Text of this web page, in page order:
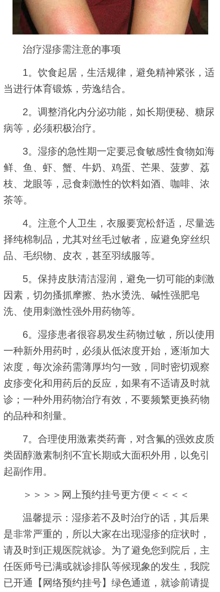
治疗湿疹需注意的事项
1。饮食起居，生活规律，避免精神紧张，适
当进行体育锻炼，劳逸结合。
2。调整消化内分泌功能，如长期便秘、糖尿
病等，必须积极治疗。
3。湿疹的急性期一定要忌食敏感性食物如海
鲜、鱼、虾、蟹、牛奶、鸡蛋、芒果、菠萝、荔
枝、龙眼等，忌食刺激性的饮料如酒、咖啡、浓
茶等。
4。注意个人卫生，衣服要宽松舒适，尽量选
择纯棉制品，尤其对丝毛过敏者，应避免穿丝织
品、毛织物、皮衣，甚至羽绒服等。
5。保持皮肤清洁湿润，避免一切可能的刺激
因素，切勿搔抓摩擦、热水烫洗、碱性强肥皂
洗、使用刺激性强外用药物等。
6。湿疹患者很容易发生药物过敏，所以使用
一种新外用药时，必须从低浓度开始，逐渐加大
浓度，每次涂药需薄厚均匀一致，同时密切观察
皮疹变化和用药后的反应，如果有不适请及时就
诊；一种外用药物治疗有效，不要频繁更换药物
的品种和剂量。
7。合理使用激素类药膏，对含氟的强效皮质
类固醇激素制剂不宜长期或大面积外用，以免引
起副作用。
＞＞＞＞网上预约挂号更方便＜＜＜＜
温馨提示：湿疹若不及时治疗的话，其后果
是非常严重的，所以大家在出现湿疹的症状时，
请及时到正规医院就诊。为了避免您到院后，主
任医师号已满或就诊排队等候现象的发生，我院
已开通【网络预约挂号】绿色通道，就诊前请提